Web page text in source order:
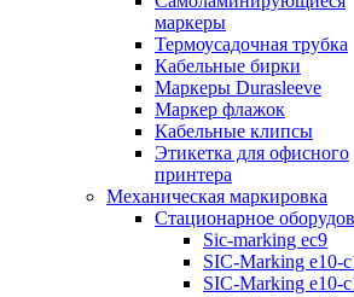
маркеры
Термоусадочная трубка
Кабельные бирки
Маркеры Durasleeve
Маркер флажок
Кабельные клипсы
Этикетка для офисного
принтера
Механическая маркировка
Стационарное
Sic-marking ec9
SIC-Marking e10-
SIC-Marking e10-